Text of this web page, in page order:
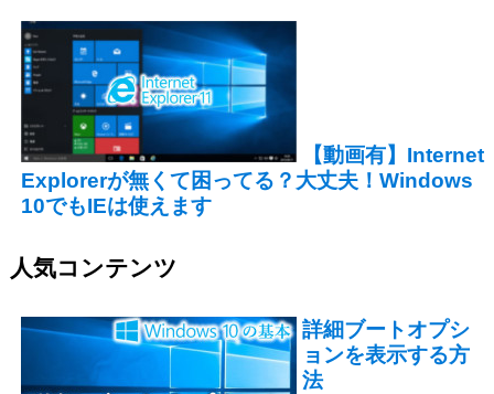
【動画有】Internet
Explorerが無くて困ってる？大丈夫！Windows
10でもIEは使えます
人気コンテンツ
詳細ブートオプシ
ョンを表示する方
法